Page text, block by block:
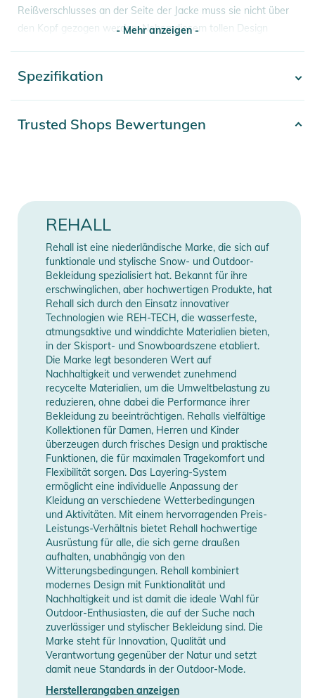
Reißverschlusses an der Seite der Jacke muss sie nicht über
den Kopf gezogen werden. Neben diesem tollen Design
wasserdichten Außenmaterials, des Innenfutters aus 100 %
Polyester, der Belüftungsreißverschlüsse unter den Achseln
Außenseite der Jacke bietet sie alles, was man für einen
Sicherheitshinweise
Gebrauchsanweisungen, Sicherheitshinweise und Warnungen
finden Sie direkt am Produkt.
- Mehr anzeigen -
Spezifikation
Gender Men
Erscheinungsjahr 2025
Manufacturer
Information
Herstellerangaben anzeigen
Trusted Shops Bewertungen
REHALL
Rehall ist eine niederländische Marke, die sich auf
funktionale und stylische Snow- und Outdoor-
Bekleidung spezialisiert hat. Bekannt für ihre
erschwinglichen, aber hochwertigen Produkte, hat
Rehall sich durch den Einsatz innovativer
Technologien wie REH-TECH, die wasserfeste,
atmungsaktive und winddichte Materialien bieten,
in der Skisport- und Snowboardszene etabliert.
Die Marke legt besonderen Wert auf
Nachhaltigkeit und verwendet zunehmend
recycelte Materialien, um die Umweltbelastung zu
reduzieren, ohne dabei die Performance ihrer
Bekleidung zu beeinträchtigen. Rehalls vielfältige
Kollektionen für Damen, Herren und Kinder
überzeugen durch frisches Design und praktische
Funktionen, die für maximalen Tragekomfort und
Flexibilität sorgen. Das Layering-System
ermöglicht eine individuelle Anpassung der
Kleidung an verschiedene Wetterbedingungen
und Aktivitäten. Mit einem hervorragenden Preis-
Leistungs-Verhältnis bietet Rehall hochwertige
Ausrüstung für alle, die sich gerne draußen
aufhalten, unabhängig von den
Witterungsbedingungen. Rehall kombiniert
modernes Design mit Funktionalität und
Nachhaltigkeit und ist damit die ideale Wahl für
Outdoor-Enthusiasten, die auf der Suche nach
zuverlässiger und stylischer Bekleidung sind. Die
Marke steht für Innovation, Qualität und
Verantwortung gegenüber der Natur und setzt
damit neue Standards in der Outdoor-Mode.
Herstellerangaben anzeigen